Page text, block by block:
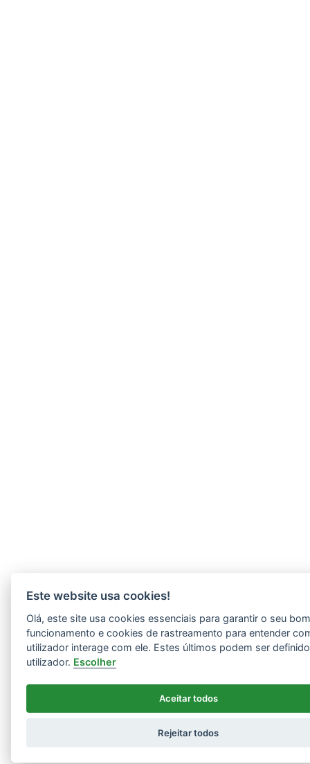
Este website usa cookies!
Olá, este site usa cookies essenciais para garantir o seu
funcionamento e cookies de rastreamento para entender
utilizador interage com ele. Estes últimos podem ser
utilizador. Escolher
Aceitar todos
Rejeitar todos